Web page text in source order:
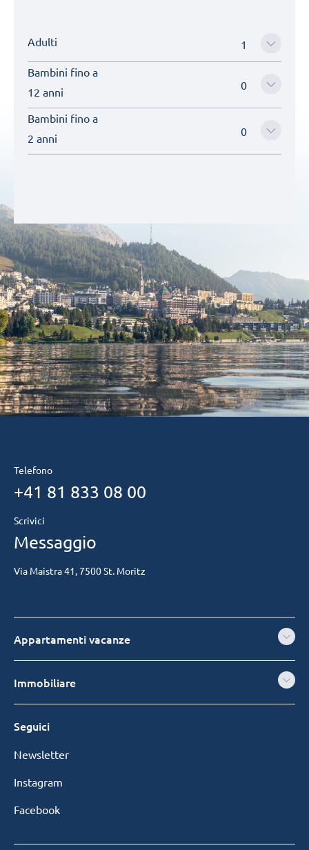
Adulti
Bambini fino a
12 anni
Bambini fino a
2 anni
Telefono
+41 81 833 08 00
Scrivici
Messaggio
Via Maistra 41, 7500 St. Moritz
Appartamenti vacanze
Immobiliare
Seguici
Newsletter
Instagram
Facebook